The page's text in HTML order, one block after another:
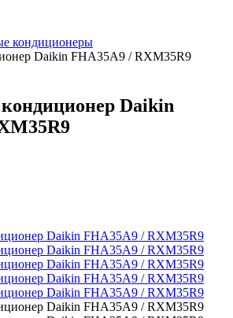
кондиционеры
Daikin FHA35A9 / RXM35R9
Daikin